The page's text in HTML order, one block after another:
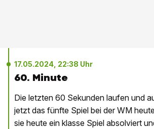
17.05.2024, 22:38 Uhr
60. Minute
Die letzten 60 Sekunden laufen und
jetzt das fünfte Spiel bei der WM
sie heute ein klasse Spiel absolviert